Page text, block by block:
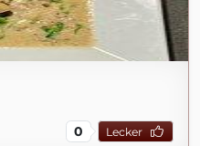
0 Lecker